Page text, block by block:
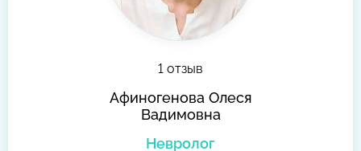
1 отзыв
Афиногенова Олеся
Вадимовна
Невролог